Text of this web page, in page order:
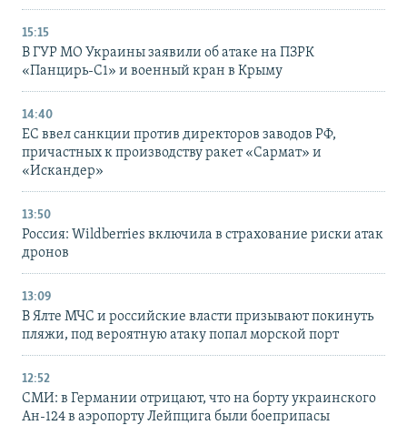
15:15
В ГУР МО Украины заявили об атаке на ПЗРК
«Панцирь-С1» и военный кран в Крыму
14:40
ЕС ввел санкции против директоров заводов РФ,
причастных к производству ракет «Сармат» и
«Искандер»
13:50
Россия: Wildberries включила в страхование риски атак
дронов
13:09
В Ялте МЧС и российские власти призывают покинуть
пляжи, под вероятную атаку попал морской порт
12:52
СМИ: в Германии отрицают, что на борту украинского
Ан-124 в аэропорту Лейпцига были боеприпасы